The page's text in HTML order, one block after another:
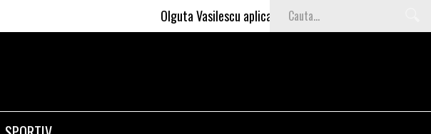
Olguta Vasilescu aplica invataturile lui Nea Marin: